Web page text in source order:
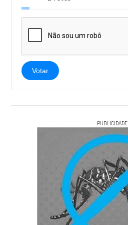
Votar
PUBLICIDADE